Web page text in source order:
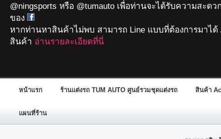
@ningsports หรือ @tumauto เพื่อท่านจะได้รับความสะดว
ของ
หากท่านหาสินค้าไม่พบ สามารถ Line แบบที่ต้องการมาได้
สินค้า อ่านรายละเอียดที่นี่
หน้าแรก ร้านแต่งรถ TUM AUTO ศูนย์รวมชุดแต่งรถ สินค้า
แผนที่ร้าน